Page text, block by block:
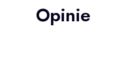
Opinie